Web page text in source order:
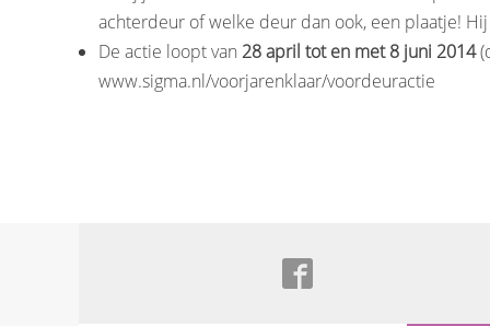
achterdeur of welke deur dan ook, een plaatje!
De actie loopt van 28 april tot en met 8 juni 2014
www.sigma.nl/voorjarenklaar/voordeuractie